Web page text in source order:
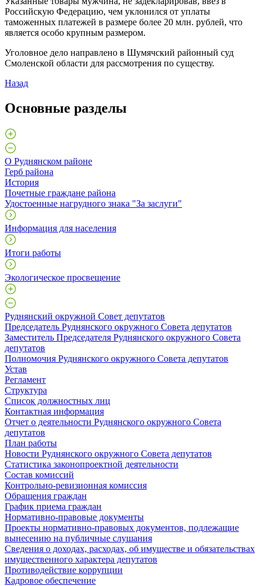
Российскую Федерацию, чем уклонился от уплаты
таможенных платежей в размере более 20 млн. рублей, что
является особо крупным размером.
Уголовное дело направлено в Шумячский районный суд
Смоленской области для рассмотрения по существу.
Назад
Основные разделы
О Руднянском районе
Герб района
История
Почетные граждане района
Удостоенные нагрудного знака "За заслуги"
Информация для населения
Итоги работы
Экологическое просвещение
Руднянский окружной Совет депутатов
Председатель Руднянского окружного Совета депутатов
Заместитель Председателя Руднянского окружного Совета
депутатов
Полномочия Руднянского окружного Совета депутатов
Устав
Регламент
Структура
Список должностных лиц
Контактная информация
Отчет о деятельности Руднянского окружного Совета
депутатов
План работы
Новости Руднянского окружного Совета депутатов
Статистика законопроектной деятельности
Состав комиссий
Контрольно-ревизионная комиссия
Обращения граждан
График приема граждан
Нормативно-правовые документы
Проекты нормативно-правовых документов, подлежащие
вынесению на публичные слушания
Сведения о доходах, расходах, об имуществе и обязательствах
имущественного характера депутатов
Противодействие коррупции
Кадровое обеспечение